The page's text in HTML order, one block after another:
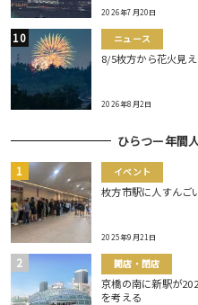
2026年7月20日
ニュース
8/5枚方から花火見
2026年8月2日
ひらつー年間
イベント
枚方市駅に人すんご
2025年9月21日
開店・閉店
京橋の南に新駅が
を考える